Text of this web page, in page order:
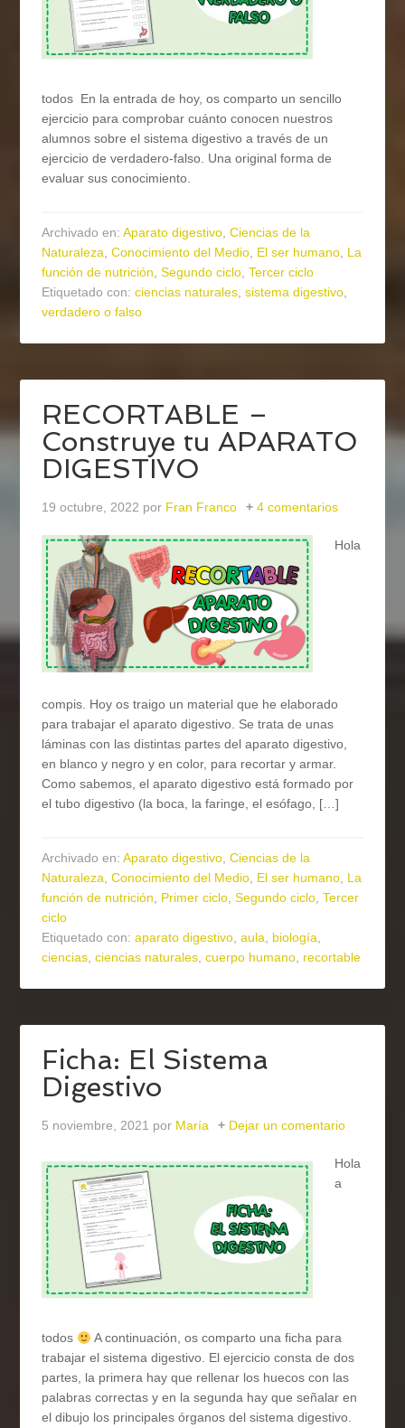
todos En la entrada de hoy, os comparto un sencillo
ejercicio para comprobar cuánto conocen nuestros
alumnos sobre el sistema digestivo a través de un
ejercicio de verdadero-falso. Una original forma de
evaluar sus conocimiento.
Archivado en:Aparato digestivo,Ciencias de la
Naturaleza,Conocimiento del Medio, El ser humano, La
función de nutrición,Segundo ciclo,Tercer ciclo
Etiquetado con:ciencias naturales,sistema digestivo,
verdadero o falso
RECORTABLE –
Construye tu APARATO
DIGESTIVO
19 octubre, 2022 por Fran Franco 4 comentarios
Hola
compis. Hoy os traigo un material que he elaborado
para trabajar el aparato digestivo. Se trata de unas
láminas con las distintas partes del aparato digestivo,
en blanco y negro y en color, para recortar y armar.
Como sabemos, el aparato digestivo está formado por
el tubo digestivo (la boca, la faringe, el esófago, […]
Archivado en:Aparato digestivo,Ciencias de la
Naturaleza,Conocimiento del Medio, El ser humano, La
función de nutrición, Primer ciclo,Segundo ciclo,Tercer
ciclo
Etiquetado con:aparato digestivo,aula, biología,
ciencias,ciencias naturales,cuerpo humano, recortable
Ficha: El Sistema
Digestivo
5 noviembre, 2021 por María Dejar un comentario
Hola
a
todos
A continuación, os comparto una ficha para
trabajar el sistema digestivo. El ejercicio consta de dos
partes, la primera hay que rellenar los huecos con las
palabras correctas y en la segunda hay que señalar en
el dibujo los principales órganos del sistema digestivo.